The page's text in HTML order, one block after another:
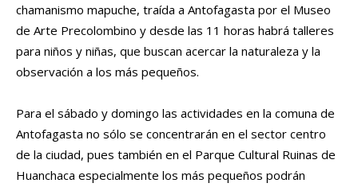
chamanismo mapuche, traída a Antofagasta por el Museo
de Arte Precolombino y desde las 11 horas habrá talleres
para niños y niñas, que buscan acercar la naturaleza y la
observación a los más pequeños.
Para el sábado y domingo las actividades en la comuna de
Antofagasta no sólo se concentrarán en el sector centro
de la ciudad, pues también en el Parque Cultural Ruinas de
Huanchaca especialmente los más pequeños podrán